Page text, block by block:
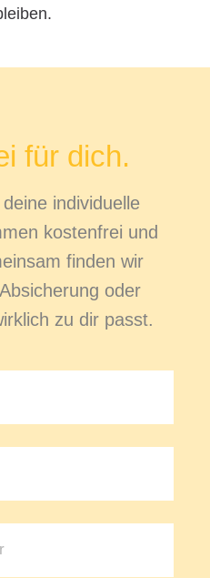
für dich.
individuelle
kostenfrei und
finden wir
oder
zu dir passt.